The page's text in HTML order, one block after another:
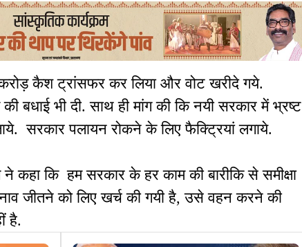
कैश ट्रांसफर कर लिया और वोट खरीदे गये.
बधाई भी दी. साथ ही मांग की कि नयी सरकार में भ्रष्ट
सरकार पलायन रोकने के लिए फैक्ट्रियां लगाये.
ने कहा कि हम सरकार के हर काम की बारीकि से समीक्षा
जीतने को लिए खर्च की गयी है, उसे वहन करने की
है.